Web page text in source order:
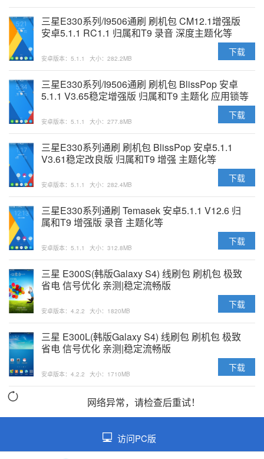
三星E330系列/I9506通刷 刷机包 CM12.1增强版
安卓5.1.1 RC1.1 归属和T9 录音 深度主题化等
安卓版本：5.1.1 大小：282.2MB
下载
三星E330系列/I9506通刷 刷机包 BlissPop 安卓
5.1.1 V3.65稳定增强版 归属和T9 主题化 应用锁等
安卓版本：5.1.1 大小：277.8MB
下载
三星E330系列通刷 刷机包 BlissPop 安卓5.1.1
V3.61稳定改良版 归属和T9 增强 主题化等
安卓版本：5.1.1 大小：282.4MB
下载
三星E330系列通刷 Temasek 安卓5.1.1 V12.6 归
属和T9 增强版 录音 主题化等
安卓版本：5.1.1 大小：312.8MB
下载
三星 E300S(韩版Galaxy S4) 线刷包 刷机包 极致
省电 信号优化 亲测|稳定流畅版
安卓版本：4.2.2 大小：1820MB
下载
三星 E300L(韩版Galaxy S4) 线刷包 刷机包 极致
省电 信号优化 亲测|稳定流畅版
安卓版本：4.2.2 大小：1710MB
下载
网络异常，请检查后重试！
访问PC版